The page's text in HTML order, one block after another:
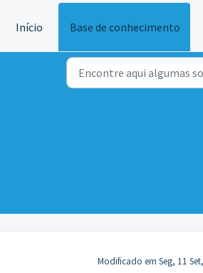
Início Base de conhecimento
Modificado em Seg, 11